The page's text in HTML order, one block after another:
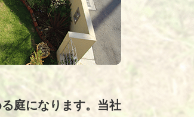
庭になります。当社